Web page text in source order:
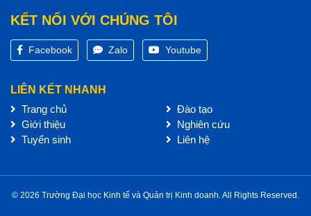
KẾT NỐI VỚI CHÚNG TÔI
Facebook Zalo Youtube
LIÊN KẾT NHANH
Trang chủ
Giới thiệu
Tuyển sinh
Đào tạo
Nghiên cứu
Liên hệ
© 2026 Trường Đại học Kinh tế và Quản trị Kinh doanh. All Rights Reserved.